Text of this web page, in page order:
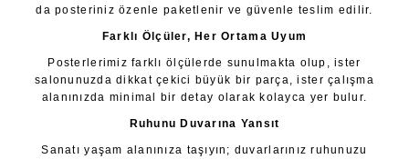
da posteriniz özenle paketlenir ve güvenle teslim edilir.
Farklı Ölçüler, Her Ortama Uyum
Posterlerimiz farklı ölçülerde sunulmakta olup, ister
salonunuzda dikkat çekici büyük bir parça, ister çalışma
alanınızda minimal bir detay olarak kolayca yer bulur.
Ruhunu Duvarına Yansıt
Sanatı yaşam alanınıza taşıyın; duvarlarınız ruhunuzu